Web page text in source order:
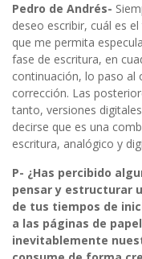
Pedro de Andrés-
deseo escribir, cuál es
que me permita
fase de escritura, en
continuación, lo paso al
corrección. Las
tanto, versiones
decirse que es una
escritura, analógico y
P- ¿Has percibido
pensar y estructurar
de tus tiempos de
a las páginas de
inevitablemente